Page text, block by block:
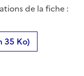
de la fiche :
35 Ko)